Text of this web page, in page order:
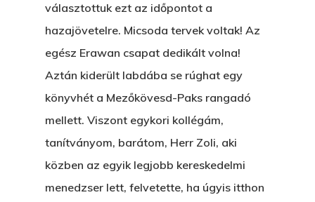
választottuk ezt az időpontot a
hazajövetelre. Micsoda tervek voltak! Az
egész Erawan csapat dedikált volna!
Aztán kiderült labdába se rúghat egy
könyvhét a Mezőkövesd-Paks rangadó
mellett. Viszont egykori kollégám,
tanítványom, barátom, Herr Zoli, aki
közben az egyik legjobb kereskedelmi
menedzser lett, felvetette, ha úgyis itthon